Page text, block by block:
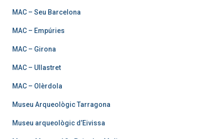
MAC – Seu Barcelona
MAC – Empúries
MAC – Girona
MAC – Ullastret
MAC – Olèrdola
Museu Arqueològic Tarragona
Museu arqueològic d’Eivissa